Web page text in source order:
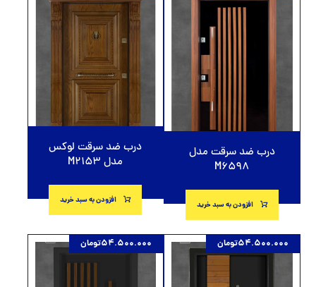
درب ضد سرقت مدل
M6598
افزودن به سبد خرید
درب ضد سرقت لوکس
مدل M2153
افزودن به سبد خرید
54.500.000تومان 54.500.000تومان